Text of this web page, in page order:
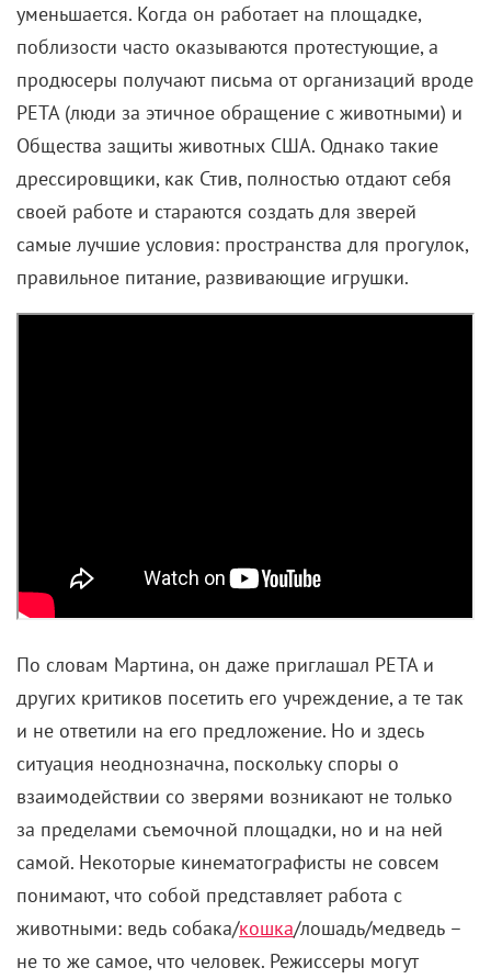
уменьшается. Когда он работает на площадке,
поблизости часто оказываются протестующие, а
продюсеры получают письма от организаций вроде
PETA (люди за этичное обращение с животными) и
Общества защиты животных США. Однако такие
дрессировщики, как Стив, полностью отдают себя
своей работе и стараются создать для зверей
самые лучшие условия: пространства для прогулок,
правильное питание, развивающие игрушки.
По словам Мартина, он даже приглашал PETA и
других критиков посетить его учреждение, а те так
и не ответили на его предложение. Но и здесь
ситуация неоднозначна, поскольку споры о
взаимодействии со зверями возникают не только
за пределами съемочной площадки, но и на ней
самой. Некоторые кинематографисты не совсем
понимают, что собой представляет работа с
животными: ведь собака/кошка/лошадь/медведь –
не то же самое, что человек. Режиссеры могут